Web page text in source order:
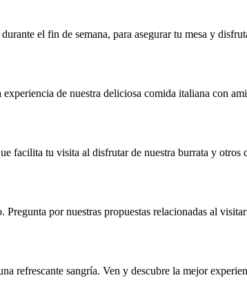
el fin de semana, para asegurar tu mesa y
de nuestra deliciosa comida italiana con
facilita tu visita al disfrutar de nuestra burrata y otros
por nuestras propuestas relacionadas al
refrescante sangría. Ven y descubre la mejor